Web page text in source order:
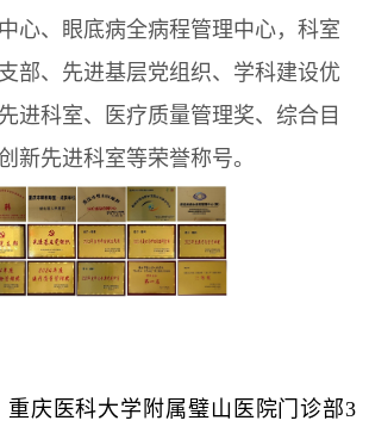
心、眼底病全病程管理中心，科室
部、先进基层党组织、 学科建设优
进科室、医疗质量管理奖、综合目
新先进科室等荣誉称号。
重庆医科大学附属璧山医院门诊部3